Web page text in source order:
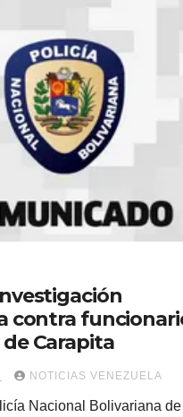
contra
Carapita
NOTICIAS VENEZUELA
Nacional Bolivariana de